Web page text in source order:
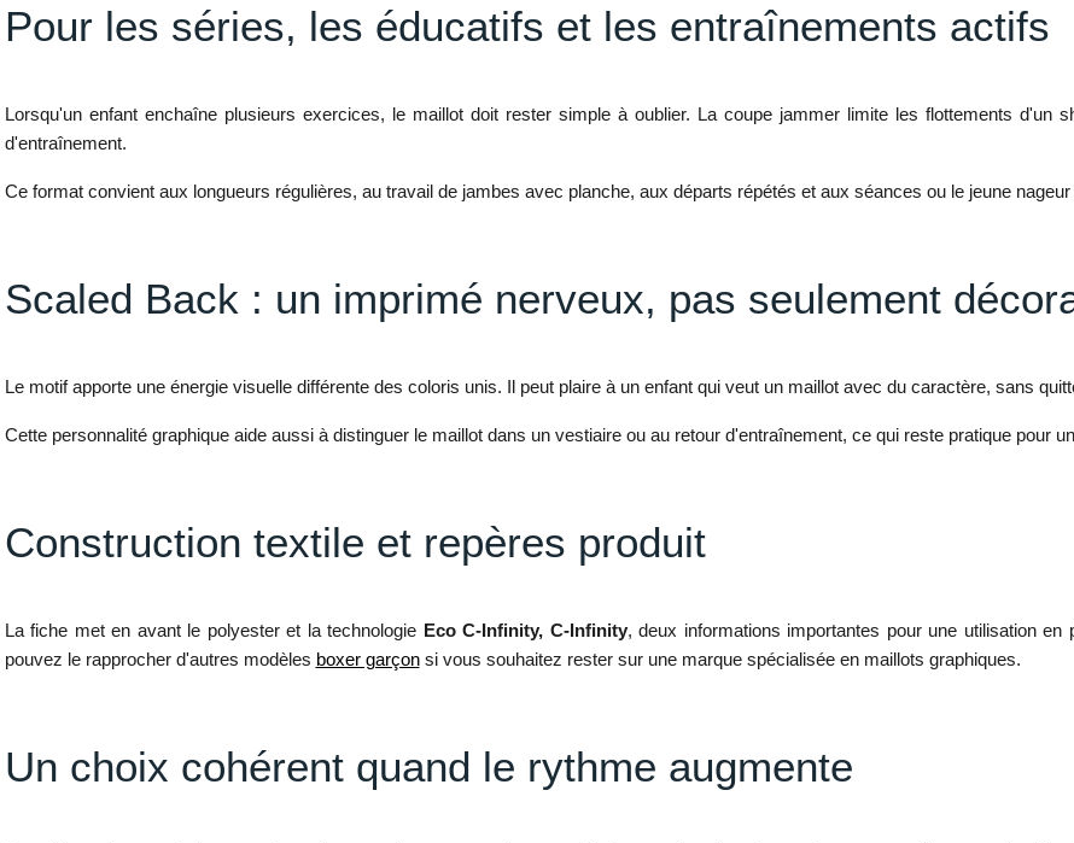
Pour les séries, les éducatifs et les entraînements actifs
Lorsqu'un enfant enchaîne plusieurs exercices, le maillot doit rester simple à oublier. La coupe jammer limite les flottements d'un
d'entraînement.
Ce format convient aux longueurs régulières, au travail de jambes avec planche, aux départs répétés et aux séances ou le jeune
Scaled Back : un imprimé nerveux, pas seulement
Le motif apporte une énergie visuelle différente des coloris unis. Il peut plaire à un enfant qui veut un maillot avec du caractère, sans
Cette personnalité graphique aide aussi à distinguer le maillot dans un vestiaire ou au retour d'entraînement, ce qui reste pratique pour
Construction textile et repères produit
La fiche met en avant le polyester et la technologie Eco C-Infinity, C-Infinity, deux informations importantes pour une utilisation
pouvez le rapprocher d'autres modèles boxer garçonsi vous souhaitez rester sur une marque spécialisée en maillots graphiques.
Un choix cohérent quand le rythme augmente